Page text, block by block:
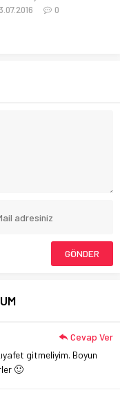
0
gitmeliyim. Boyun
🙂
Cevap Ver